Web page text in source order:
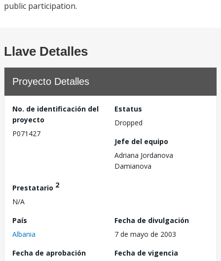
public participation.
Llave Detalles
Proyecto Detalles
No. de identificación del
proyecto
P071427
Estatus
Dropped
Jefe del equipo
Adriana Jordanova
Damianova
Prestatario 2
N/A
País
Albania
Fecha de divulgación
7 de mayo de 2003
Fecha de aprobación
Fecha de vigencia